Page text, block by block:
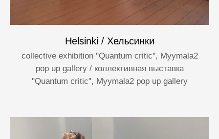
Helsinki / Хельсинки
collective exhibition "Quantum critic", Myymala2
pop up gallery / коллективная выставка
"Quantum critic", Myymala2 pop up gallery